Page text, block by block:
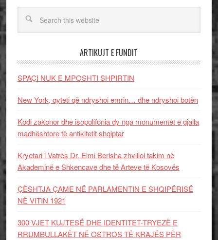
ARTIKUJT E FUNDIT
SPAÇI NUK E MPOSHTI SHPIRTIN
New York, qyteti që ndryshoi emrin… dhe ndryshoi botën
Kodi zakonor dhe isopolifonia dy nga monumentet e gjalla
madhështore të antikitetit shqiptar
Kryetari i Vatrës Dr. Elmi Berisha zhvilloi takim në
Akademinë e Shkencave dhe të Arteve të Kosovës
ÇËSHTJA ÇAME NË PARLAMENTIN E SHQIPËRISË
NË VITIN 1921
300 VJET KUJTESË DHE IDENTITET-TRYEZË E
RRUMBULLAKËT NË OSTROS TË KRAJËS PËR